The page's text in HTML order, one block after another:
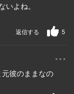
よね。
5
返信する
...
彼のままなの